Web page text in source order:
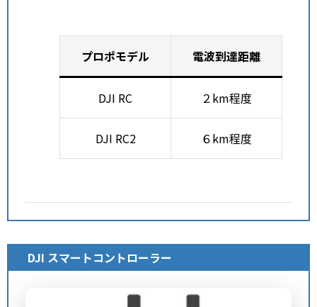
プロポモデル 電波到達距離
DJI RC ２km程度
DJI RC2 ６km程度
DJI スマートコントローラー